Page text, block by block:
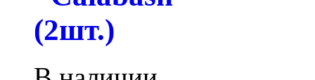
(2шт.)